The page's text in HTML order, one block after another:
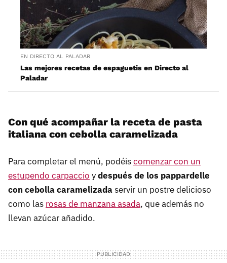
EN DIRECTO AL PALADAR
Las mejores recetas de espaguetis en Directo al
Paladar
Con qué acompañar la receta de pasta
italiana con cebolla caramelizada
Para completar el menú, podéiscomenzar con un
estupendo carpaccio ydespués de los pappardelle
con cebolla caramelizadaservir un postre delicioso
como las rosas de manzana asada, que además no
llevan azúcar añadido.